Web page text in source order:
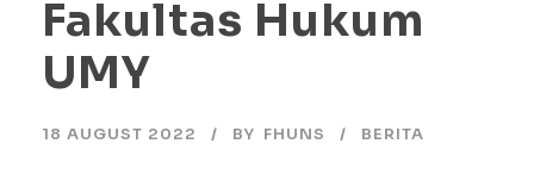
Fakultas Hukum
UMY
18 AUGUST 2022 BY FHUNS BERITA